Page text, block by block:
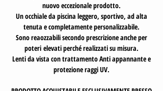
nuovo eccezionale prodotto.
Un occhiale da piscina leggero, sportivo, ad alta
tenuta e completamente personalizzabile.
Sono reaozzabili secondo prescrizione anche per
poteri elevati perché realizzati su misura.
Lenti da vista con trattamento Anti appannante e
protezione raggi UV.